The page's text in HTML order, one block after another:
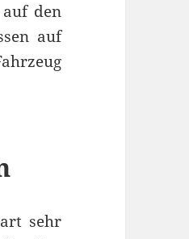
den
auf
sehr